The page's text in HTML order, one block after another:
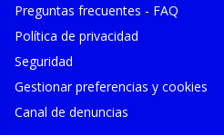
Preguntas frecuentes - FAQ
Política de privacidad
Seguridad
Gestionar preferencias y cookies
Canal de denuncias